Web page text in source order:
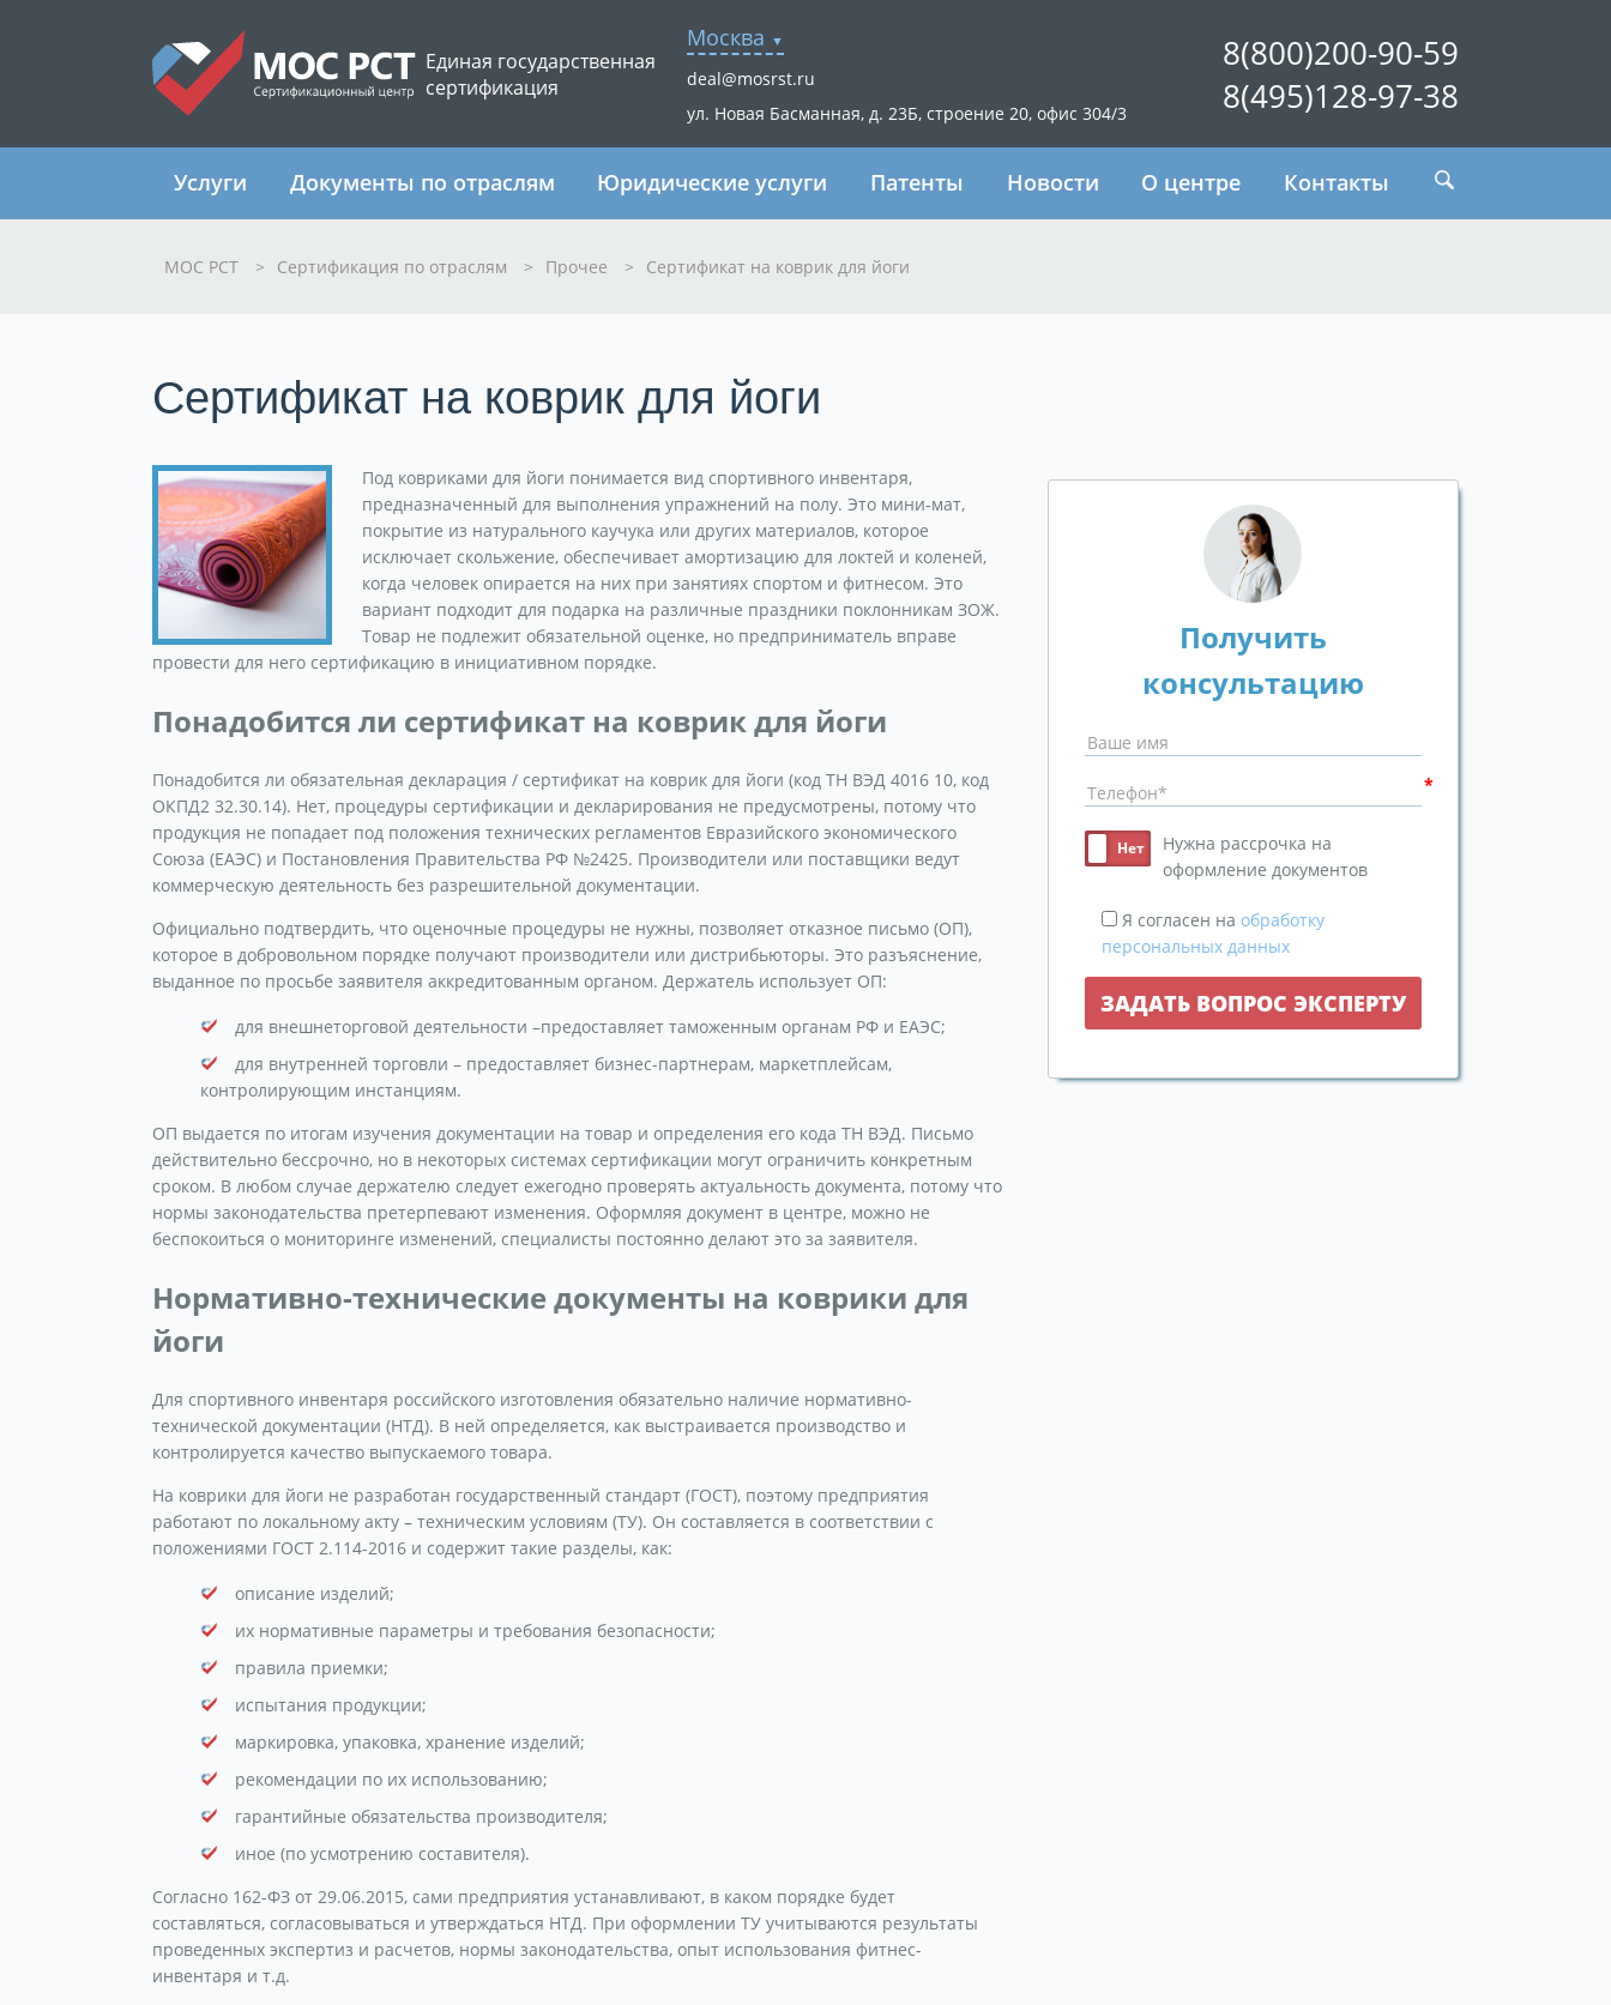
Единая государственная
сертификация
Москва
deal@mosrst.ru
ул. Новая Басманная, д. 23Б, строение 20, офис 304/3
8(800)200-90-59
8(495)128-97-38
Услуги Документы по отраслям Юридические услуги Патенты Новости О центре Контакты
МОС РСТ > Сертификация по отраслям > Прочее > Сертификат на коврик для йоги
Сертификат на коврик для йоги
Под ковриками для йоги понимается вид спортивного инвентаря,
предназначенный для выполнения упражнений на полу. Это мини-мат,
покрытие из натурального каучука или других материалов, которое
исключает скольжение, обеспечивает амортизацию для локтей и коленей,
когда человек опирается на них при занятиях спортом и фитнесом. Это
вариант подходит для подарка на различные праздники поклонникам ЗОЖ.
Товар не подлежит обязательной оценке, но предприниматель вправе
провести для него сертификацию в инициативном порядке.
Понадобится ли сертификат на коврик для йоги
Понадобится ли обязательная декларация / сертификат на коврик для йоги (код ТН ВЭД 4016 10, код
ОКПД2 32.30.14). Нет, процедуры сертификации и декларирования не предусмотрены, потому что
продукция не попадает под положения технических регламентов Евразийского экономического
Союза (ЕАЭС) и Постановления Правительства РФ №2425. Производители или поставщики ведут
коммерческую деятельность без разрешительной документации.
Официально подтвердить, что оценочные процедуры не нужны, позволяет отказное письмо (ОП),
которое в добровольном порядке получают производители или дистрибьюторы. Это разъяснение,
выданное по просьбе заявителя аккредитованным органом. Держатель использует ОП:
для внешнеторговой деятельности –предоставляет таможенным органам РФ и ЕАЭС;
для внутренней торговли – предоставляет бизнес-партнерам, маркетплейсам,
контролирующим инстанциям.
ОП выдается по итогам изучения документации на товар и определения его кода ТН ВЭД. Письмо
действительно бессрочно, но в некоторых системах сертификации могут ограничить конкретным
сроком. В любом случае держателю следует ежегодно проверять актуальность документа, потому что
нормы законодательства претерпевают изменения. Оформляя документ в центре, можно не
беспокоиться о мониторинге изменений, специалисты постоянно делают это за заявителя.
Нормативно-технические документы на коврики для
йоги
Для спортивного инвентаря российского изготовления обязательно наличие нормативно-
технической документации (НТД). В ней определяется, как выстраивается производство и
контролируется качество выпускаемого товара.
На коврики для йоги не разработан государственный стандарт (ГОСТ), поэтому предприятия
работают по локальному акту – техническим условиям (ТУ). Он составляется в соответствии с
положениями ГОСТ 2.114-2016 и содержит такие разделы, как:
описание изделий;
их нормативные параметры и требования безопасности;
правила приемки;
испытания продукции;
маркировка, упаковка, хранение изделий;
рекомендации по их использованию;
гарантийные обязательства производителя;
иное (по усмотрению составителя).
Согласно 162-ФЗ от 29.06.2015, сами предприятия устанавливают, в каком порядке будет
составляться, согласовываться и утверждаться НТД. При оформлении ТУ учитываются результаты
проведенных экспертиз и расчетов, нормы законодательства, опыт использования фитнес-
инвентаря и т.д.
Получить
консультацию
Нужна рассрочка на
оформление документов
Я согласен на обработку
персональных данных